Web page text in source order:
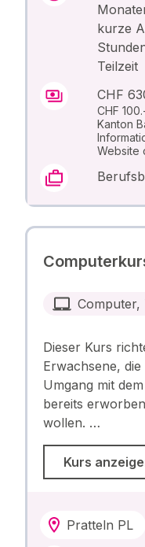
kurze
Teilzeit
CHF
CHF
Kanton
Website
Computer,
Dieser Kurs
Erwachsene,
Umgang mit
bereits
wollen. …
Kurs
Pratteln PL